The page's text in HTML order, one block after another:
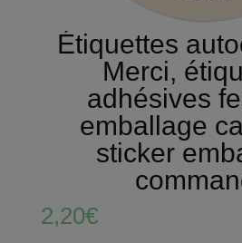
Étiquettes
Merci,
adhésives
emballage
sticker
2,20€